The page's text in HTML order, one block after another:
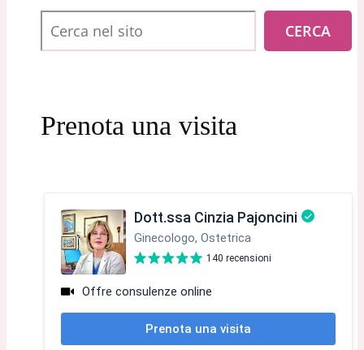
Cerca CERCA
Prenota una visita